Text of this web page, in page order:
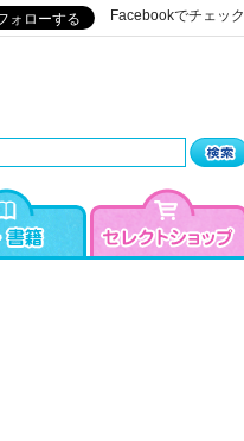
Facebookでチェック